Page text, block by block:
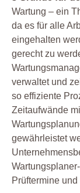
Wartung – ein
da es für alle
eingehalten
gerecht zu
verwaltet und
so effiziente
Zeitaufwände
gewährleistet
Prüftermine